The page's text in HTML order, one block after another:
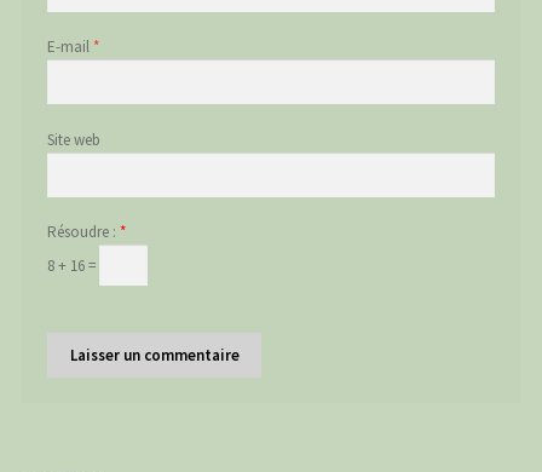
E-mail *
Site web
Résoudre : *
8 + 16 =